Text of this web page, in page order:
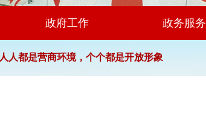
政府工作 政务服务
人人都是营商环境，个个都是开放形象